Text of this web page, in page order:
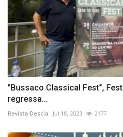
"Bussaco Classical Fest",
regressa...
Revista Descla Jul 18, 2023 2177